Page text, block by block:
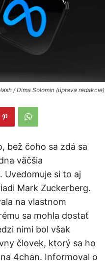
/ Dima Solomin (úprava redakcie)
bež čoho sa zdá sa
väčšia
si to aj
Mark Zuckerberg.
na vlastnom
sa mohla dostať
nimi bol však
človek, ktorý sa ho
4chan. Informoval o